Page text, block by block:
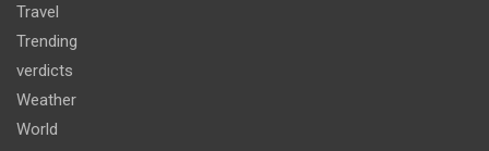
Travel
Trending
verdicts
Weather
World